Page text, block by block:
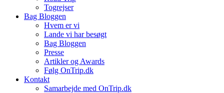
Togrejser
Bag Bloggen
Hvem er vi
Lande vi har besøgt
Bag Bloggen
Presse
Artikler og Awards
Følg OnTrip.dk
Kontakt
Samarbejde med OnTrip.dk